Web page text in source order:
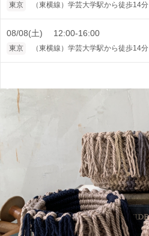
東京 （東横線）学芸大学駅から徒歩14分
08/08(土) 12:00-16:00
東京 （東横線）学芸大学駅から徒歩14分